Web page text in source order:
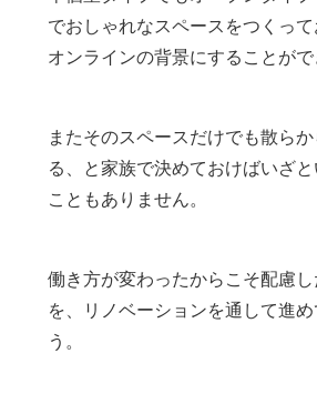
でおしゃれなスペースをつくっ
オンラインの背景にすることがで
またそのスペースだけでも散ら
る、と家族で決めておけばいざ
こともありません。
働き方が変わったからこそ配慮
を、リノベーションを通して進
う。